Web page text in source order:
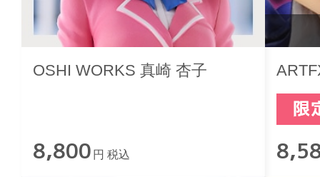
OSHI WORKS 真崎 杏子
8,800 円 税込